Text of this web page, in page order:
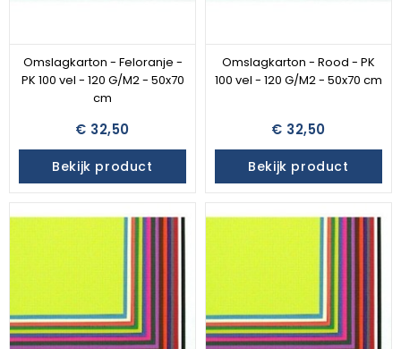
Omslagkarton - Feloranje -
PK 100 vel - 120 G/M2 - 50x70
cm
€ 32,50
Bekijk product
Omslagkarton - Rood - PK
100 vel - 120 G/M2 - 50x70 cm
€ 32,50
Bekijk product